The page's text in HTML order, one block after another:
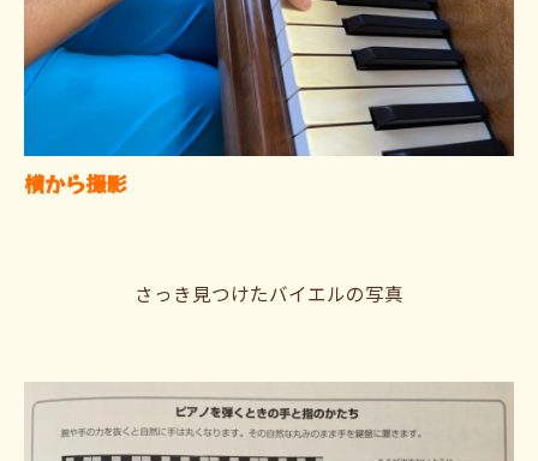
横から撮影
さっき見つけたバイエルの写真